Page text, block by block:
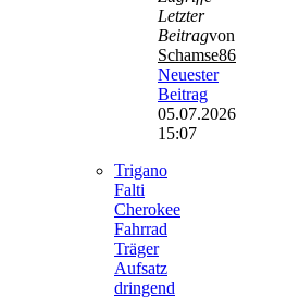
Letzter
Beitragvon
Schamse86
Neuester
Beitrag
05.07.2026
15:07
Trigano
Falti
Cherokee
Fahrrad
Träger
Aufsatz
dringend